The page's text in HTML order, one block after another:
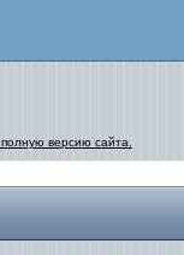
версию сайта.